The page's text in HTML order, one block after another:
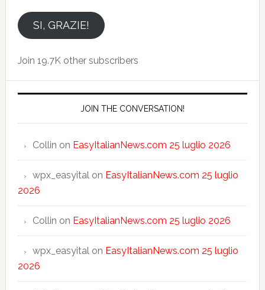
emailSI, GRAZIE!
Join 19.7K other subscribers
JOIN THE CONVERSATION!
Collin on EasyItalianNews.com 25 luglio 2026
wpx_easyitalon EasyItalianNews.com 25 luglio
2026
Collin on EasyItalianNews.com 25 luglio 2026
wpx_easyitalon EasyItalianNews.com 25 luglio
2026